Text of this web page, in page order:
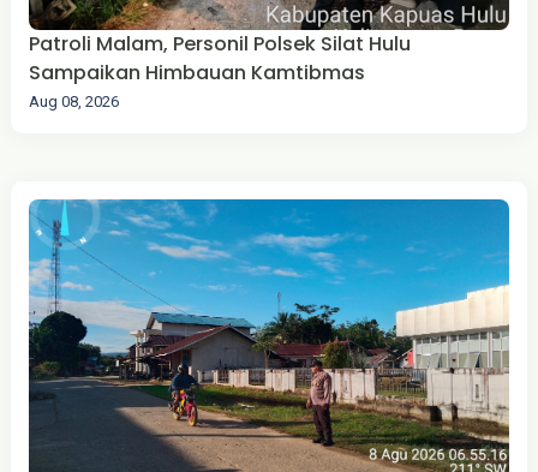
Patroli Malam, Personil Polsek Silat Hulu
Sampaikan Himbauan Kamtibmas
Aug 08, 2026